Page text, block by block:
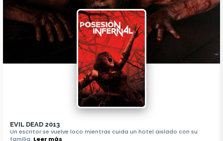
EVIL DEAD 2013
Un escritor se vuelve loco mientras cuida un hotel aislado con su
familia. Leer más